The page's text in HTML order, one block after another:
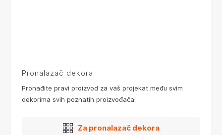
Pronalazač dekora
Pronađite pravi proizvod za vaš projekat među svim
dekorima svih poznatih proizvođača!
Za pronalazač dekora